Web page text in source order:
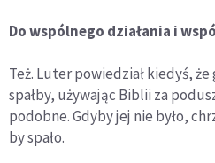
Do wspólnego działania i
Też. Luter powiedział kiedyś,
spałby, używając Biblii za
podobne. Gdyby jej nie było,
by spało.